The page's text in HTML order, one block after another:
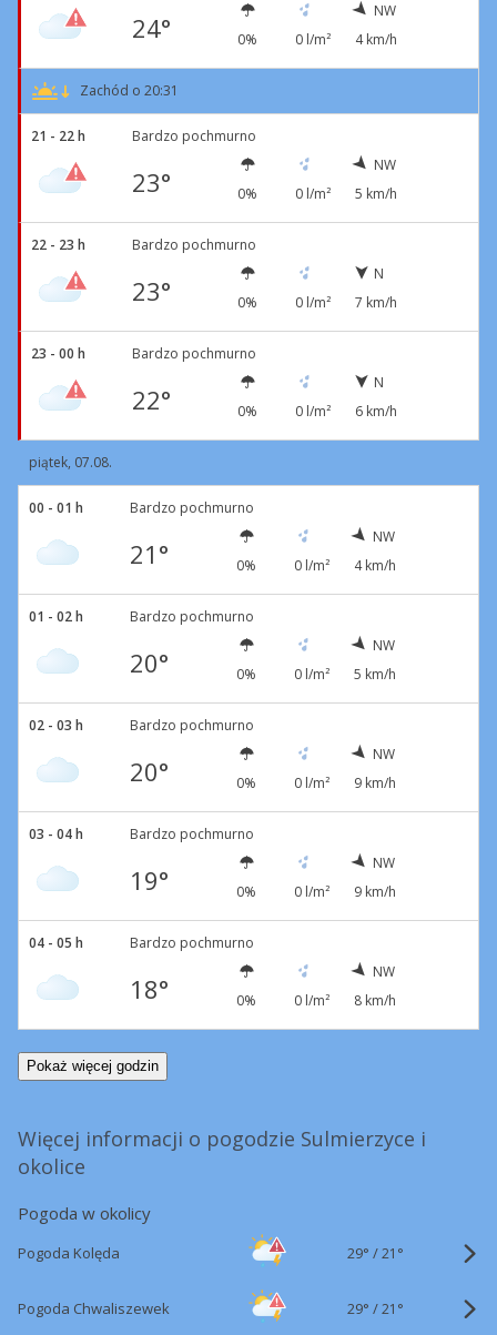
24° 0% 0 l/m²
NW
4 km/h
Zachód o 20:31
21 - 22 h Bardzo pochmurno
23° 0% 0 l/m²
NW
5 km/h
22 - 23 h Bardzo pochmurno
23° 0% 0 l/m²
N
7 km/h
23 - 00 h Bardzo pochmurno
22° 0% 0 l/m²
N
6 km/h
piątek, 07.08.
00 - 01 h Bardzo pochmurno
21° 0% 0 l/m²
NW
4 km/h
01 - 02 h Bardzo pochmurno
20° 0% 0 l/m²
NW
5 km/h
02 - 03 h Bardzo pochmurno
20° 0% 0 l/m²
NW
9 km/h
03 - 04 h Bardzo pochmurno
19° 0% 0 l/m²
NW
9 km/h
04 - 05 h Bardzo pochmurno
18° 0% 0 l/m²
NW
8 km/h
Pokaż więcej godzin
Więcej informacji o pogodzie Sulmierzyce i
okolice
Pogoda w okolicy
Pogoda Kolęda 29° /21°
Pogoda Chwaliszewek 29° /21°